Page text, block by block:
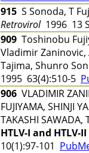
915 S Sonoda, T
Retrovirol1996 13
909 Toshinobu
Vladimir Zaninovic,
Tajima, Shunro
1995 63(4):510-5
906 VLADIMIR
FUJIYAMA, SHINJI
TAKASHI SAWADA,
HTLV-I and
10(1):97-101